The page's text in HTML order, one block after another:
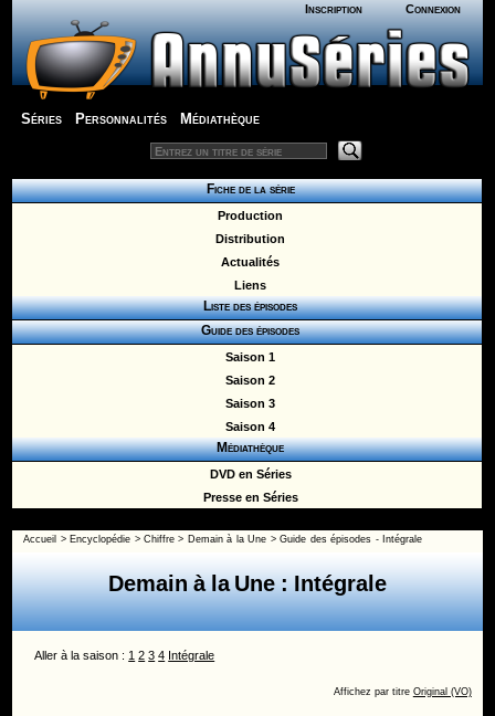
Inscription Connexion
Séries Personnalités Médiathèque
Fiche de la série
Production
Distribution
Actualités
Liens
Liste des épisodes
Guide des épisodes
Saison 1
Saison 2
Saison 3
Saison 4
Médiathèque
DVD en Séries
Presse en Séries
Accueil > Encyclopédie >Chiffre > Demain à la Une >Guide des épisodes - Intégrale
Demain à la Une : Intégrale
Aller à la saison : 1 2 3 4 Intégrale
Affichez par titre Original (VO)